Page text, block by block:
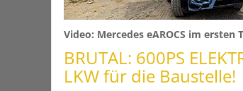
Video: Mercedes eAROCS im ersten
BRUTAL: 600PS
LKW für die Baustelle!